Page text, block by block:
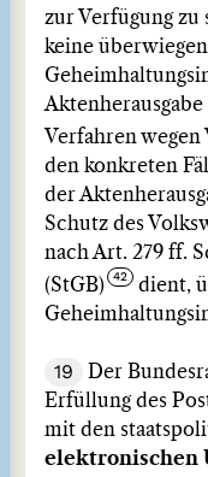
zur Verfügung zu
keine
Verfahren wegen
den konkreten
der
Schutz des
nach Art. 279 ff.
(StGB)
dient,
19
Der
Erfüllung des
mit den
elektronischen